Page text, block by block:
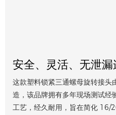
安全、灵活、无泄漏
这款塑料锁紧三通螺母旋转接头
造，该品牌拥有多年现场测试经
工艺，经久耐用，旨在简化 16/